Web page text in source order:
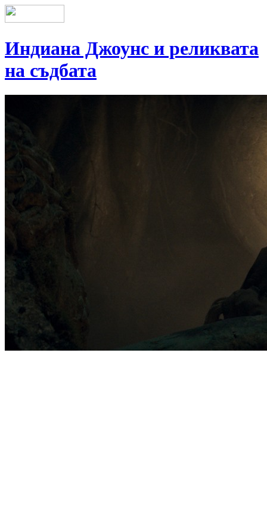
Индиана Джоунс и реликвата
на съдбата